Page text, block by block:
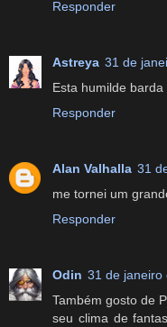
Responder
Astreya 31 de
Esta humilde barda
Responder
Alan Valhalla 31
me tornei um
Responder
Odin 31 de janeiro
Também gosto de
seu clima de